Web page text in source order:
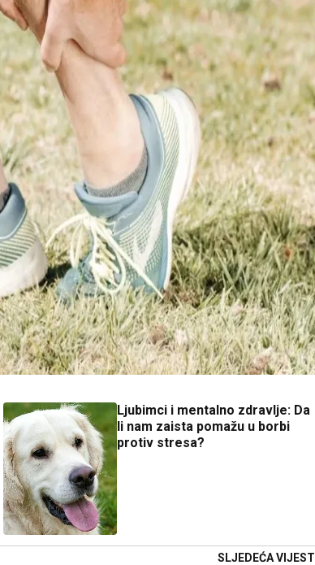
Ljubimci i mentalno zdravlje: Da
li nam zaista pomažu u borbi
protiv stresa?
SLJEDEĆA VIJEST